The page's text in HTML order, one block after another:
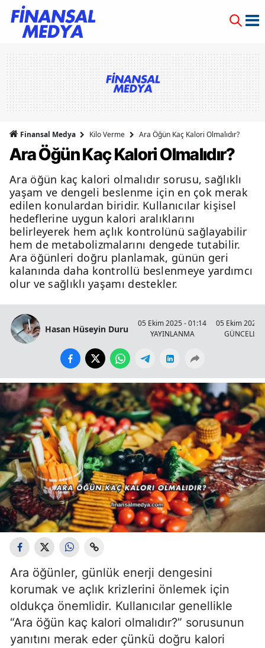
Finansal Medya Kilo Verme Ara Öğün Kaç Kalori Olmalıdır?
Ara Öğün Kaç Kalori Olmalıdır?
Ara öğün kaç kalori olmalıdır sorusu, sağlıklı
yaşam ve dengeli beslenme için en çok merak
edilen konulardan biridir. Kullanıcılar kişisel
hedeflerine uygun kalori aralıklarını
belirleyerek hem açlık kontrolünü sağlayabilir
hem de metabolizmalarını dengede tutabilir.
Ara öğünleri doğru planlamak, günün geri
kalanında daha kontrollü beslenmeye yardımcı
olur ve sağlıklı yaşamı destekler.
Hasan Hüseyin Duru
05 Ekim 2025 - 01:14
YAYINLANMA
05 Ekim 2025
Ara öğünler, günlük enerji dengesini
korumak ve açlık krizlerini önlemek için
oldukça önemlidir. Kullanıcılar genellikle
“Ara öğün kaç kalori olmalıdır?” sorusunun
yanıtını merak eder çünkü doğru kalori